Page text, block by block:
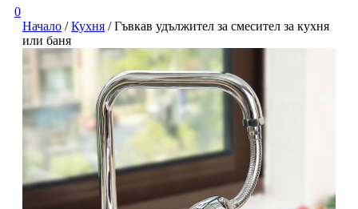
0
Начало /Кухня / Гъвкав удължител за смесител за кухня
или баня